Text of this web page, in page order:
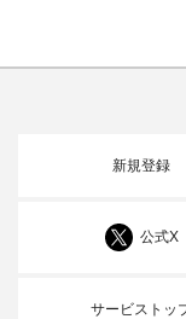
新規登録
公式X
サービストッ